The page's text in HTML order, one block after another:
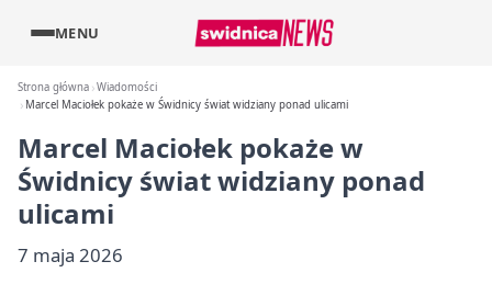
MENU
Strona główna Wiadomości
Marcel Maciołek pokaże w Świdnicy świat widziany ponad ulicami
Marcel Maciołek pokaże w
Świdnicy świat widziany ponad
ulicami
7 maja 2026